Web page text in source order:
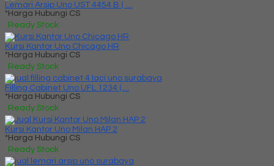
Lemari Arsip Uno UST 4454 B ( ....
*Harga Hubungi CS
Ready Stock
Kursi Kantor Uno Chicago HR
*Harga Hubungi CS
Ready Stock
Filling Cabinet Uno UFL 1234 (....
*Harga Hubungi CS
Ready Stock
Kursi Kantor Uno Milan HAP 2
*Harga Hubungi CS
Ready Stock